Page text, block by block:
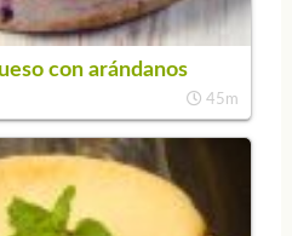
con arándanos
45m